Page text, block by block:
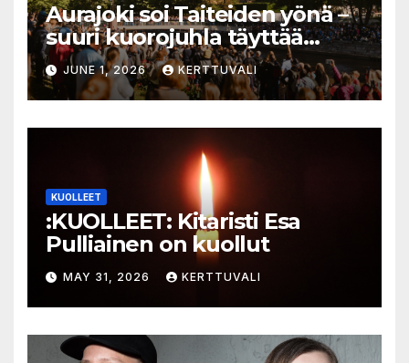
Aurajoki soi Taiteiden yönä –
suuri kuorojuhla täyttää
jokirannan musiikilla
JUNE 1, 2026 KERTTUVALI
KUOLLEET
:KUOLLEET: Kitaristi Esa
Pulliainen on kuollut
MAY 31, 2026 KERTTUVALI